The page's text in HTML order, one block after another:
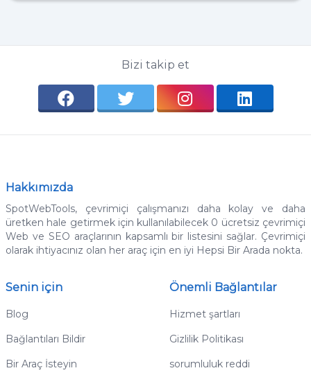
Bizi takip et
Hakkımızda
SpotWebTools, çevrimiçi çalışmanızı daha kolay ve daha
üretken hale getirmek için kullanılabilecek 0 ücretsiz çevrimiçi
Web ve SEO araçlarının kapsamlı bir listesini sağlar. Çevrimiçi
olarak ihtiyacınız olan her araç için en iyi Hepsi Bir Arada nokta.
Senin için
Blog
Bağlantıları Bildir
Bir Araç İsteyin
Önemli Bağlantılar
Hizmet şartları
Gizlilik Politikası
sorumluluk reddi